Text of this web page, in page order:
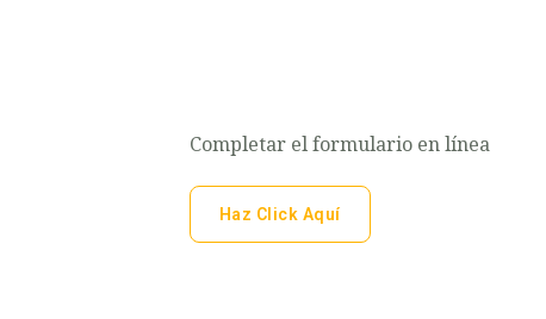
Completar el formulario en línea
Haz Click Aquí